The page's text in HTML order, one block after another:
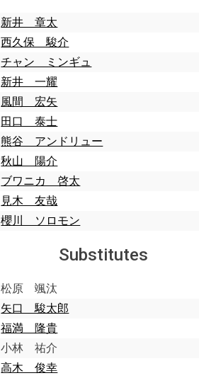
新井 章太
西久保 駿介
チャン ミンギュ
新井 一耀
風間 宏矢
田口 泰士
熊谷 アンドリュー
秋山 陽介
ブワニカ 啓太
見木 友哉
櫻川 ソロモン
Substitutes
松原 颯汰
矢口 駿太郎
福満 隆貴
小林 祐介
高木 俊幸